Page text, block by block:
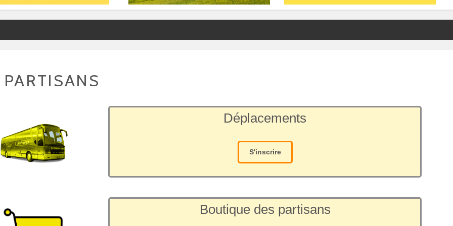
Déplacements
S'inscrire
Boutique des partisans